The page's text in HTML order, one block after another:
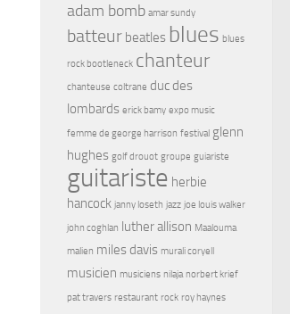
adam bomb amar sundy
batteur beatles blues blues
rock bootleneck chanteur
chanteuse coltrane duc des
lombards erick bamy expo music
femme de george harrison festival glenn
hughes golf drouot groupe guiariste
guitariste herbie
hancock janny loseth jazz joe louis walker
john coghlan luther allison Maalouma
malien miles davis murali coryell
musicien musiciens nilaja norbert krief
pat travers restaurant rock roy haynes